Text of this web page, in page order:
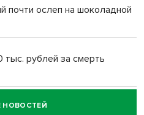
почти ослеп на шоколадной
рублей за смерть
за смерть
НОВОСТЕЙ